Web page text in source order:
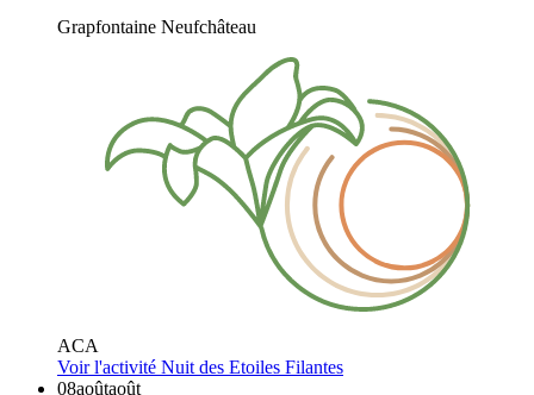
Grapfontaine Neufchâteau
ACA
Voir l'activité Nuit des Etoiles Filantes
08aoûtaoût